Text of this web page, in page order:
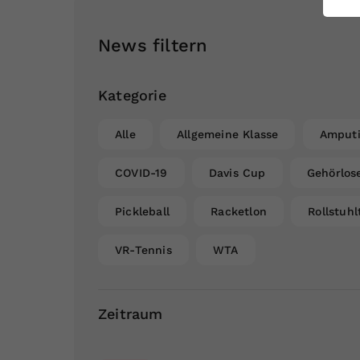
News filtern
Kategorie
Alle Allgemeine Klasse
COVID-19 Davis Cup
Pickleball Racketlon
VR-Tennis WTA
Zeitraum